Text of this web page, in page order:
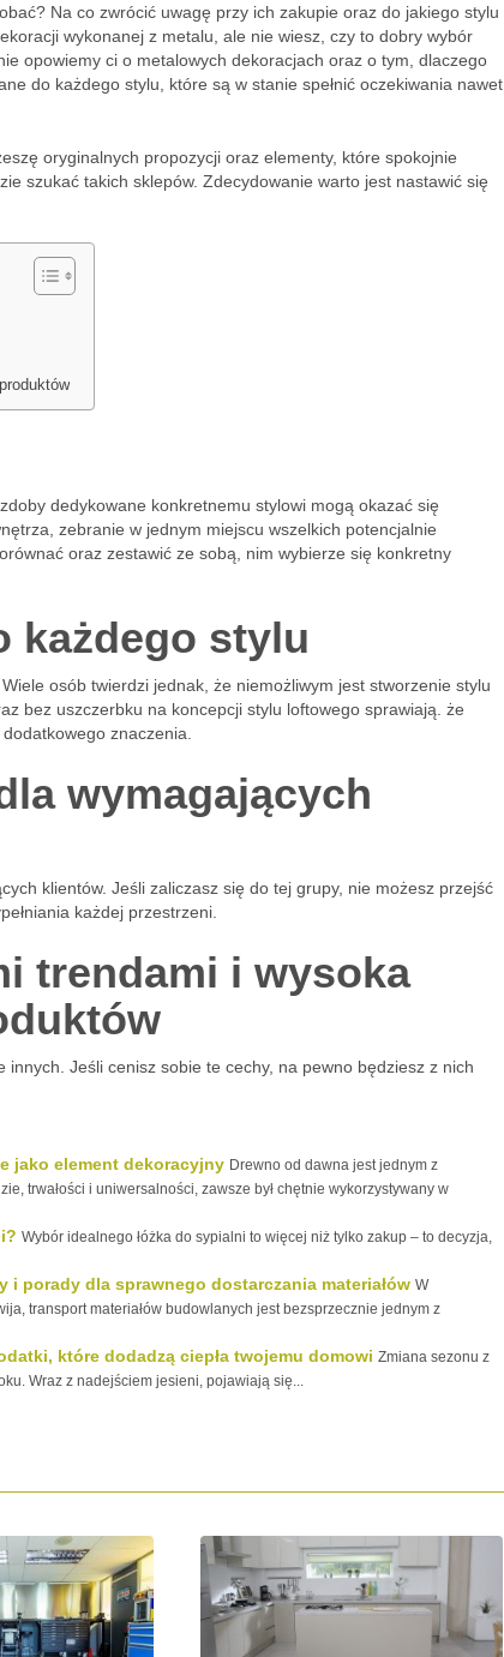
Na co zwrócić uwagę przy ich zakupie oraz do jakiego stylu
wykonanej z metalu, ale nie wiesz, czy to dobry wybór
opowiemy ci o metalowych dekoracjach oraz o tym, dlaczego
do każdego stylu, które są w stanie spełnić oczekiwania nawet
oryginalnych propozycji oraz elementy, które spokojnie
szukać takich sklepów. Zdecydowanie warto jest nastawić się
dedykowane konkretnemu stylowi mogą okazać się
zebranie w jednym miejscu wszelkich potencjalnie
oraz zestawić ze sobą, nim wybierze się konkretny
każdego stylu
osób twierdzi jednak, że niemożliwym jest stworzenie stylu
bez uszczerbku na koncepcji stylu loftowego sprawiają. że
znaczenia.
wymagających
klientów. Jeśli zaliczasz się do tej grupy, nie możesz przejść
każdej przestrzeni.
trendami i wysoka
Jeśli cenisz sobie te cechy, na pewno będziesz z nich
jako element dekoracyjny Drewno od dawna jest jednym z
trwałości i uniwersalności, zawsze był chętnie wykorzystywany w
Wybór idealnego łóżka do sypialni to więcej niż tylko zakup – to decyzja,
i porady dla sprawnego dostarczania materiałów W
transport materiałów budowlanych jest bezsprzecznie jednym z
które dodadzą ciepła twojemu domowi Zmiana sezonu z
Wraz z nadejściem jesieni, pojawiają się...